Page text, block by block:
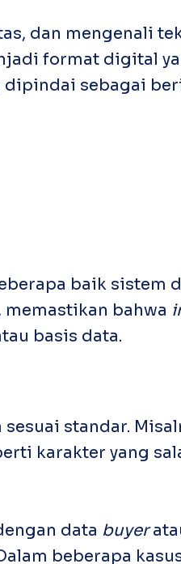
dan mengenali
format digital
dipindai sebagai
baik sistem
bahwa
basis data.
standar.
karakter yang
data buyer
beberapa